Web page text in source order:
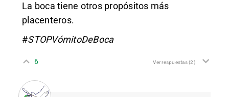
La boca tiene otros propósitos más
placenteros.
#STOPVómitoDeBoca
6 Ver respuestas(2)